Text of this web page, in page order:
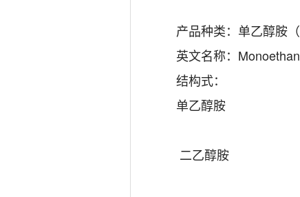
产品种类：单乙醇胺（
英文名称：
结构式：
单乙醇胺
二乙醇胺